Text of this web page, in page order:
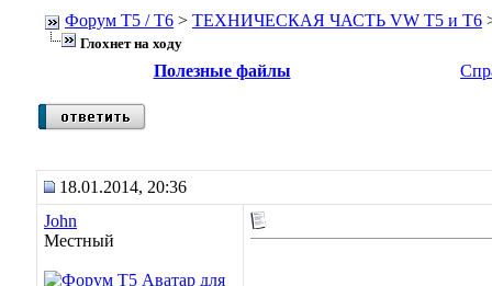
Форум Т5 / T6 > ТЕХНИЧЕСКАЯ ЧАСТЬ VW T5 и T6
Глохнет на ходу
Полезные файлы
18.01.2014, 20:36
John
Местный